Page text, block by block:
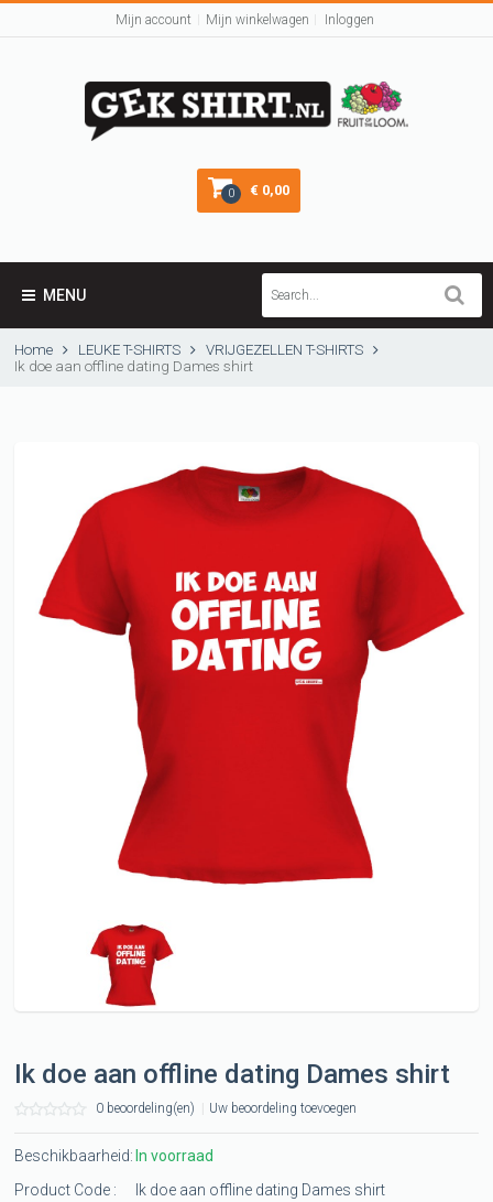
Mijn account Mijn winkelwagen Inloggen
0 € 0,00
MENU
Home LEUKE T-SHIRTS
VRIJGEZELLEN T-SHIRTS
Ik doe aan offline dating Dames shirt
Ik doe aan offline dating Dames shirt
0 beoordeling(en) Uw beoordeling toevoegen
Beschikbaarheid: In voorraad
Product Code :
Ik doe aan offline dating Dames shirt